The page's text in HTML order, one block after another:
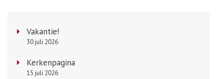
Vakantie!
30 juli 2026
Kerkenpagina
15 juli 2026